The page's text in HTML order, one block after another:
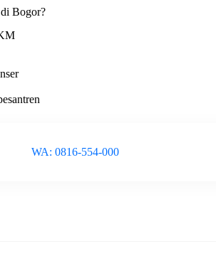
Bogor?
WA: 0816-554-000